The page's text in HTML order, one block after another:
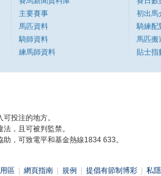
主要賽事
馬匹資料
騎師資料
練馬師資料
初出馬
騎練配
馬匹搬
貼士指
投注的地方。
，且可被判監禁。
，可致電平和基金熱線1834 633。
區 網頁指南 規例 提倡有節制博彩 私